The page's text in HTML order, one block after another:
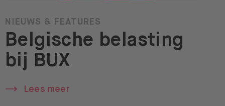
NIEUWS & FEATURES
Belgische belasting
bij BUX
Lees meer